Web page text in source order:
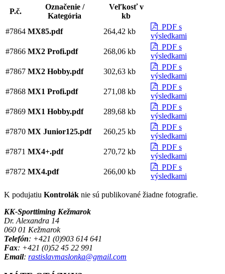
P.č.
Označenie /
Kategória
Veľkosť v
kb
#7864 MX85.pdf 264,42 kb
PDF s
výsledkami
#7866 MX2 Profi.pdf 268,06 kb
PDF s
výsledkami
#7867 MX2 Hobby.pdf 302,63 kb
PDF s
výsledkami
#7868 MX1 Profi.pdf 271,08 kb
PDF s
výsledkami
#7869 MX1 Hobby.pdf 289,68 kb
PDF s
výsledkami
#7870 MX Junior125.pdf 260,25 kb
PDF s
výsledkami
#7871 MX4+.pdf 270,72 kb
PDF s
výsledkami
#7872 MX4.pdf 266,00 kb
PDF s
výsledkami
K podujatiu Kontrolák nie sú publikované žiadne fotografie.
KK-Sporttiming Kežmarok
Dr. Alexandra 14
060 01 Kežmarok
Telefón: +421 (0)903 614 641
Fax: +421 (0)52 45 22 991
Email: rastislavmaslonka@gmail.com